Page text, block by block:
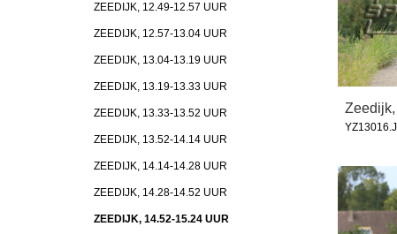
ZEEDIJK, 12.49-12.57 UUR
ZEEDIJK, 12.57-13.04 UUR
ZEEDIJK, 13.04-13.19 UUR
ZEEDIJK, 13.19-13.33 UUR
ZEEDIJK, 13.33-13.52 UUR
ZEEDIJK, 13.52-14.14 UUR
ZEEDIJK, 14.14-14.28 UUR
ZEEDIJK, 14.28-14.52 UUR
ZEEDIJK, 14.52-15.24 UUR